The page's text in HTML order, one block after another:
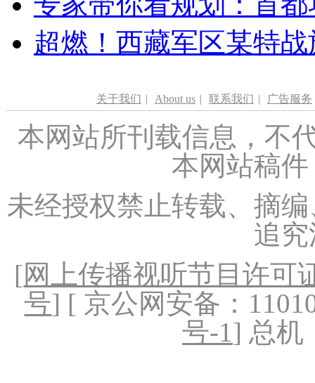
超燃！西藏军区某特
关于我们 | About us | 联系我们 | 广告服务
本网站所刊载信息，不
本网站稿
未经授权禁止转载、摘
追
[网上传播视听节目许可
号] [ 京公网安备：
号-1] 总机